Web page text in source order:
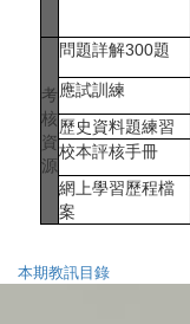
考
核
資
源
問題詳解300題
應試訓練
歷史資料題練習
校本評核手冊
網上學習歷程檔
案
本期教訊目錄